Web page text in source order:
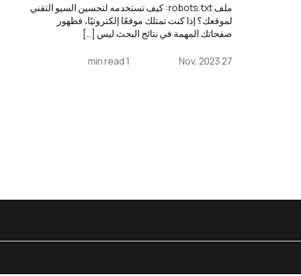
ملف robots.txt: كيف تستخدمه لتحسين السيو التقني
لموقعك؟ إذا كنت تمتلك موقعًا إلكترونيًا، فظهور
صفحاتك المهمة في نتائج البحث ليس […]
27 Nov, 2023
1 min read